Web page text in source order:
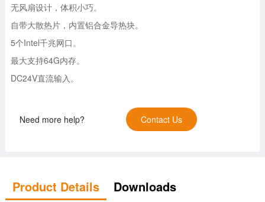
无风扇设计，体积小巧。
自带大散热片，内置铝合金导热块。
5个Intel千兆网口。
最大支持64G内存。
DC24V直流输入。
Need more help? Contact Us
Product Details Downloads